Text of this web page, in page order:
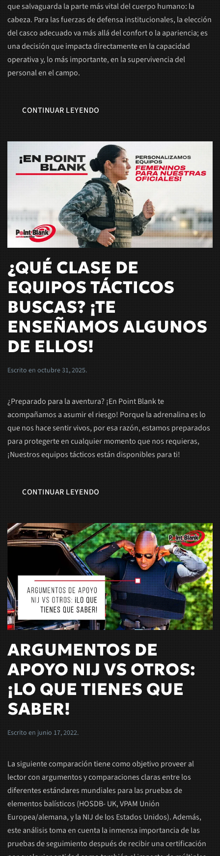
que salvaguarda la parte más vital del cuerpo humano: la
cabeza. Para las fuerzas de defensa institucionales, la elección
del casco adecuado va más allá del confort o la apariencia; es
una decisión que impacta directamente en la capacidad
operativa y, lo más importante, en la supervivencia del
personal en el campo.
CONTINUAR LEYENDO
¿QUÉ CLASE DE
EQUIPOS TÁCTICOS
BUSCAS? ¡TE
ENSEÑAMOS ALGUNOS
DE ELLOS!
Escrito en octubre 31, 2025.
¿Preparado para la aventura? ¡En Point Blank te
acompañamos a asumir el riesgo! Porque la adrenalina es lo
que nos hace sentir vivos, por esa razón, estamos preparados
para protegerte en cualquier momento que nos requieras,
¡Nuestros equipos tácticos están disponibles para ti!
CONTINUAR LEYENDO
ARGUMENTOS DE
APOYO NIJ VS OTROS:
¡LO QUE TIENES QUE
SABER!
Escrito en junio 17, 2022.
La siguiente comparación tiene como objetivo proveer al
lector con argumentos y comparaciones claras entre los
diferentes estándares mundiales para las pruebas de
elementos balísticos (HOSDB- UK, VPAM Unión
Europea/alemana, y la NIJ de los Estados Unidos). Además,
este análisis toma en cuenta la inmensa importancia de las
pruebas de seguimiento después de recibir una certificación